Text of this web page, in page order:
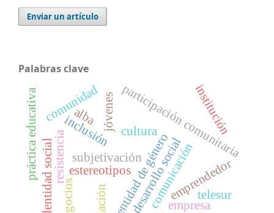
Enviar un artículo
Palabras clave
identidad de génerocomunicación
estereotipos
cultura
inclusión participación comunitaria
jóvenes
desarrollo social
comunidad
práctica educativa resistencia
institución
subjetivación
identidad social emprendedor
negocios empresa
alba
telesur